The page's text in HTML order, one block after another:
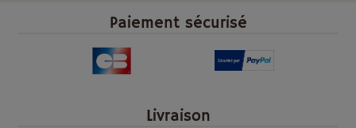
Paiement sécurisé
Livraison